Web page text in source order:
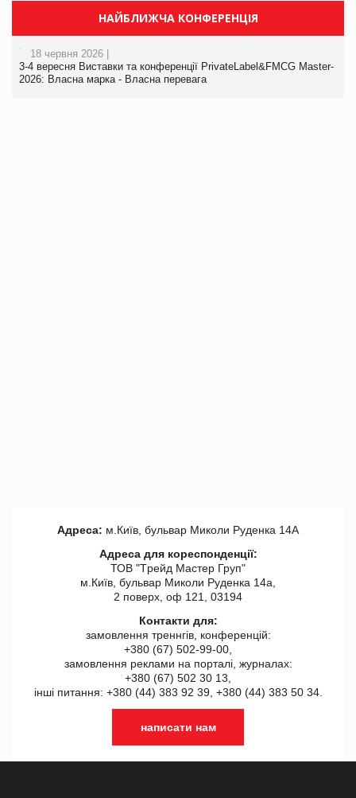
НАЙБЛИЖЧА КОНФЕРЕНЦІЯ
18 червня 2026 |
3-4 вересня Виставки та конференції PrivateLabel&FMCG Master-
2026: Власна марка - Власна перевага
Адреса: м.Київ, бульвар Миколи Руденка 14А
Адреса для кореспонденції:
ТОВ "Tрейд Мастер Груп"
м.Київ, бульвар Миколи Руденка 14а,
2 поверх, оф 121, 03194
Контакти для:
замовлення треннгів, конференцій:
+380 (67) 502-99-00,
замовлення реклами на порталі, журналах:
+380 (67) 502 30 13,
інші питання: +380 (44) 383 92 39, +380 (44) 383 50 34.
написати нам